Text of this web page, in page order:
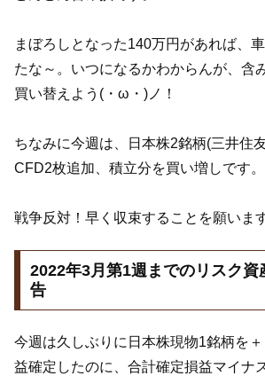
まぼろしとなった140万円があれば、
たな～。いつになるかわからんが、含
買い替えよう(・ω・)ノ！
ちなみに今週は、日本株2銘柄(三井住
CFD2枚追加、積立分を買い増しです。
戦争反対！早く収束することを願います
2022年3月第1週までのリスク資
告
今週は久しぶりに日本株現物1銘柄を
益確定したのに、合計確定損益マイナ